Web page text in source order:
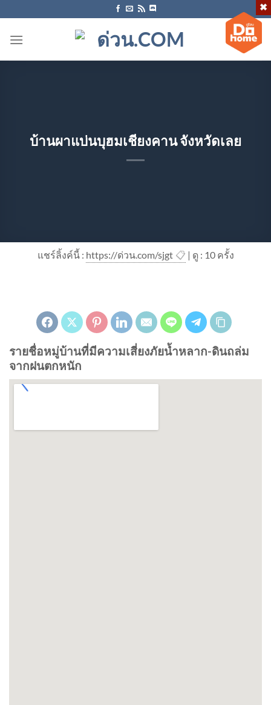
ไป
บ้านผาแบ่นบุฮมเชียงคาน จังหวัดเลย
แชร์ลิ้งค์นี้ : https://ด่วน.com/sjgt 📋 | ดู : 10ครั้ง
รายชื่อหมู่บ้านที่มีความเสี่ยงภัยน้ำหลาก-ดินถล่ม
จากฝนตกหนัก